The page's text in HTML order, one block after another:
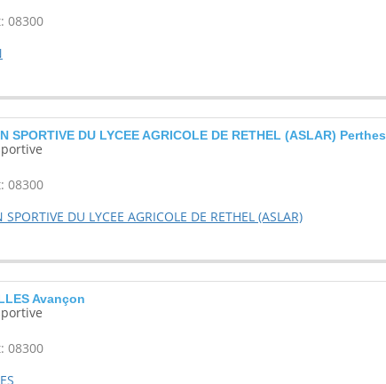
08300
SPORTIVE DU LYCEE AGRICOLE DE RETHEL (ASLAR) Perthes
08300
DU LYCEE AGRICOLE DE RETHEL (ASLAR)
Avançon
08300